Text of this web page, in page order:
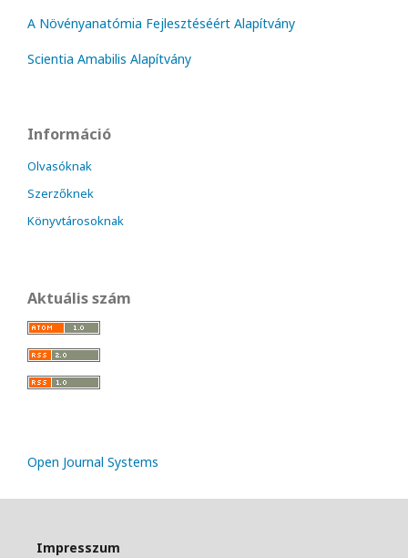
A Növényanatómia Fejlesztéséért Alapítvány
Scientia Amabilis Alapítvány
Információ
Olvasóknak
Szerzőknek
Könyvtárosoknak
Aktuális szám
Open Journal Systems
Impresszum